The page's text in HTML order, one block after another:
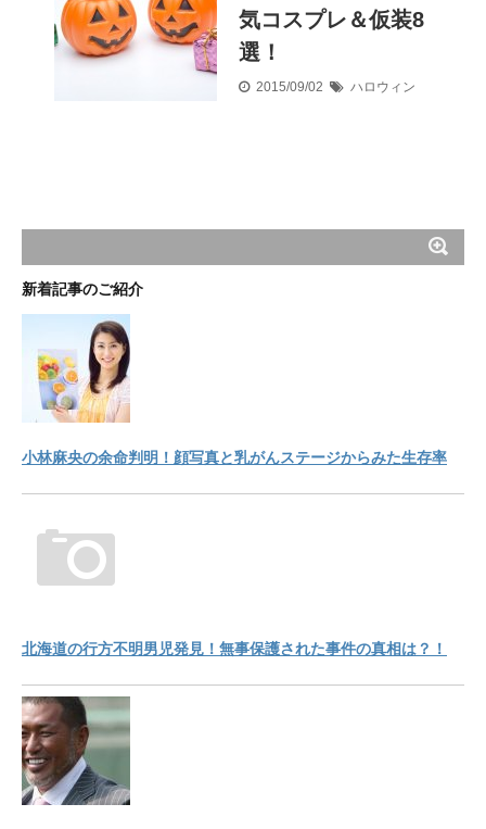
気コスプレ＆仮装8
選！
2015/09/02 ハロウィン
新着記事のご紹介
小林麻央の余命判明！顔写真と乳がんステージからみた生存率
北海道の行方不明男児発見！無事保護された事件の真相は？！